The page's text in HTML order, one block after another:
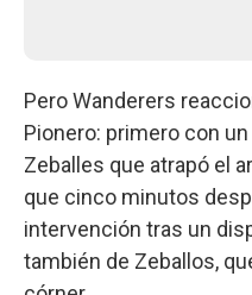
Pero Wanderers
Pionero: primero con
Zeballes que atrapó el
que cinco minutos
intervención tras un
también de Zeballos,